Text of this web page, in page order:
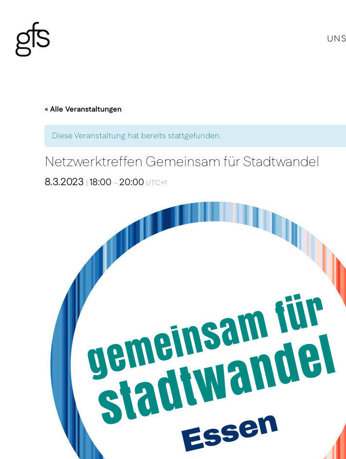
« Alle Veranstaltungen
Diese Veranstaltung hat bereits stattgefunden.
Netzwerktreffen Gemeinsam für Stadtwandel
8.3.2023 |18:00 –20:00 UTC+1